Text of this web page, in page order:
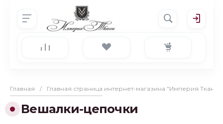
Главная / Главная страница интернет-магазина "Империя Ткани"
Вешалки-цепочки